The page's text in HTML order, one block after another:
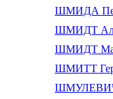
ШМИДА
ШМИДТ
ШМИДТ
ШМИТТ
ШМУЛЕВИЧ